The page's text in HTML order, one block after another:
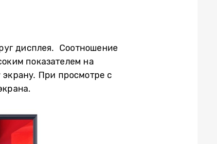
дисплея. Соотношение
показателем на
При просмотре с